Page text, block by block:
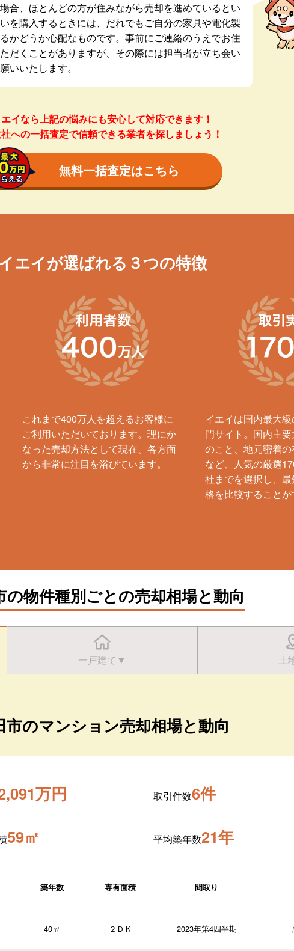
合、ほとんどの方が住みながら売却を進めているとい
を購入するときには、だれでもご自分の家具や電化製
かどうか心配なものです。事前にご連絡のうえでお住
だくことがありますが、その際には担当者が立ち会い
いいたします。
イなら上記の悩みにも安心して対応できます！
への一括査定で信頼できる業者を探しましょう！
無料一括査定はこちら
エイが選ばれる３つの特徴
これまで400万人を超えるお客様に
ご利用いただいております。理にか
なった売却方法として現在、各方面
から非常に注目を浴びています。
イエイは国内最大
門サイト。国内主
のこと、地元密着
など、人気の厳選
社までを選択し、
格を比較することが
の物件種別ごとの売却相場と動向
一戸建て▼ 土
市のマンション売却相場と動向
万円 取引件数6件
59㎡ 平均築年数21年
築年数 専有面積 間取り
40㎡ ２ＤＫ 2023年第4四半期